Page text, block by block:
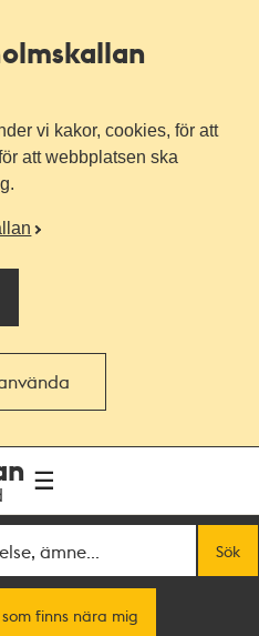
vi kakor, cookies, för att
att webbplatsen ska
Sök
finns nära mig